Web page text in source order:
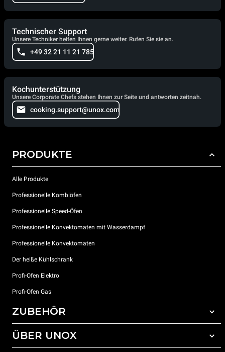
Technischer Support
Unsere Techniker helfen Ihnen gerne weiter. Rufen Sie sie an.
+49 32 21 11 21 785
Kochunterstützung
Unsere Corporate Chefs stehen Ihnen zur Seite und antworten zeitnah.
cooking.support@unox.com
PRODUKTE
Alle Produkte
Professionelle Kombiöfen
Professionelle Speed-Öfen
Professionelle Konvektomaten mit Wasserdampf
Professionelle Konvektomaten
Der heiße Kühlschrank
Profi-Ofen Elektro
Profi-Ofen Gas
ZUBEHÖR
Gesamtes Zubehör
ÜBER UNOX